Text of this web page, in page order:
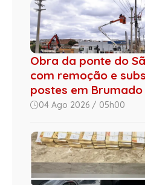
Obra da ponte do
com remoção e
postes em Brumado
04 Ago 2026 / 05h00